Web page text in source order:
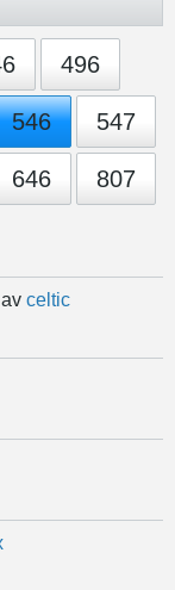
496
546 547
646 807
av celtic